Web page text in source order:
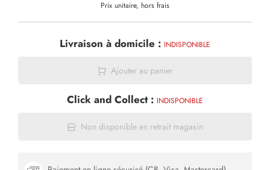
Prix unitaire, hors frais
Livraison à domicile : INDISPONIBLE
Ajouter au panier
Click and Collect : INDISPONIBLE
Non disponible en retrait magasin